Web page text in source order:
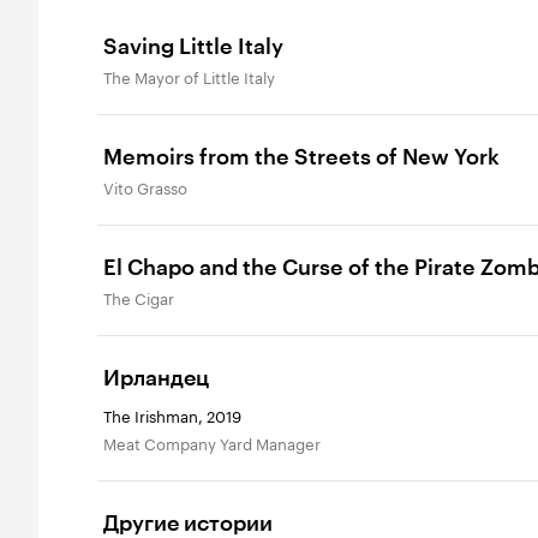
Saving Little Italy
The Mayor of Little Italy
Memoirs from the Streets of New York
Vito Grasso
El Chapo and the Curse of the Pirate
The Cigar
Ирландец
The Irishman, 2019
Meat Company Yard Manager
Другие истории